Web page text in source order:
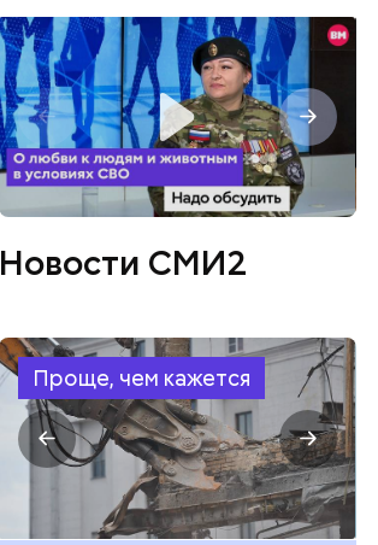
Новости СМИ2
Проще, чем кажется